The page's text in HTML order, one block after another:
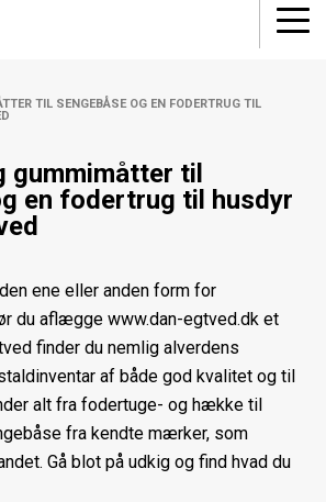
TIL SENGEBÅSE OG EN FODERTRUG TIL
gummimåtter til
en fodertrug til husdyr
ene eller anden form for
du aflægge www.dan-egtved.dk et
finder du nemlig alverdens
af både god kvalitet og til
alt fra fodertuge- og hække til
fra kendte mærker, som
Gå blot på udkig og find hvad du